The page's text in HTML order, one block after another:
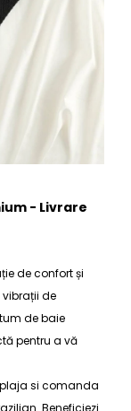
- Livrare
de confort și
vibrații de
de baie
pentru a vă
si comanda
. Beneficiezi